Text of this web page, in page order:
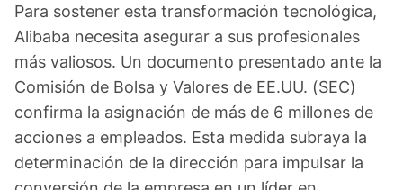
Para sostener esta transformación tecnológica,
Alibaba necesita asegurar a sus profesionales
más valiosos. Un documento presentado ante la
Comisión de Bolsa y Valores de EE.UU. (SEC)
confirma la asignación de más de 6 millones de
acciones a empleados. Esta medida subraya la
determinación de la dirección para impulsar la